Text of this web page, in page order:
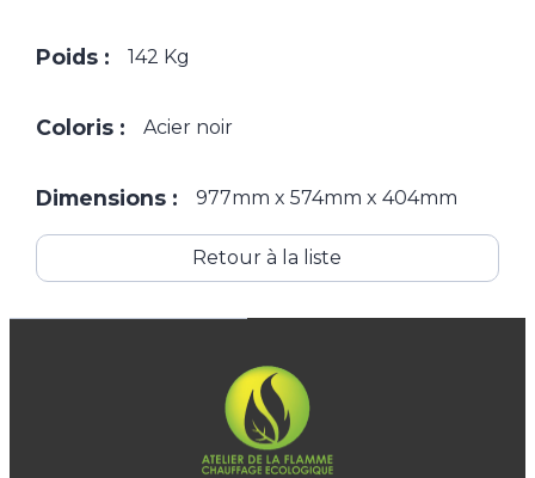
Poids : 142 Kg
Coloris : Acier noir
Dimensions : 977mm x 574mm x 404mm
Retour à la liste